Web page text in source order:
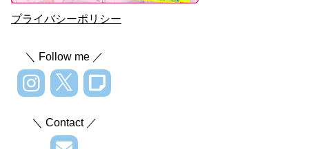
プライバシーポリシー
＼ Follow me ／
＼ Contact ／